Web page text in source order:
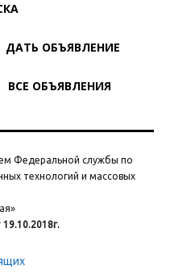
ДАТЬ ОБЪЯВЛЕНИЕ
ВСЕ ОБЪЯВЛЕНИЯ
Федеральной службы по
технологий и массовых